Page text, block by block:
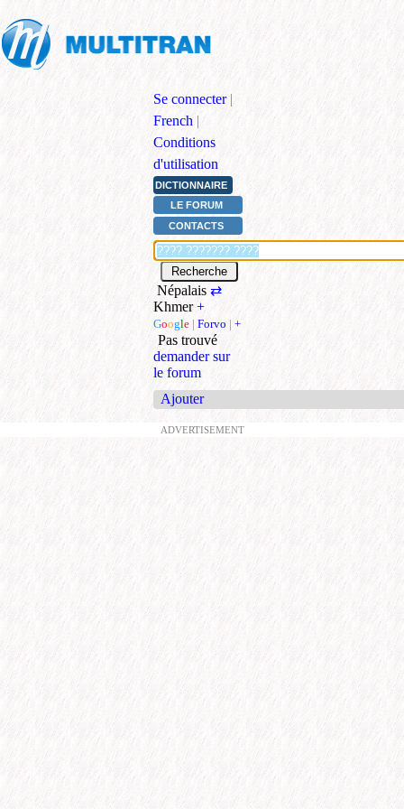
Se connecter |
French |
Conditions
d'utilisation
DICTIONNAIRE
LE FORUM
CONTACTS
Népalais ⇄
Khmer+
Google | Forvo | +
Pas trouvé
demander sur
le forum
Ajouter
ADVERTISEMENT